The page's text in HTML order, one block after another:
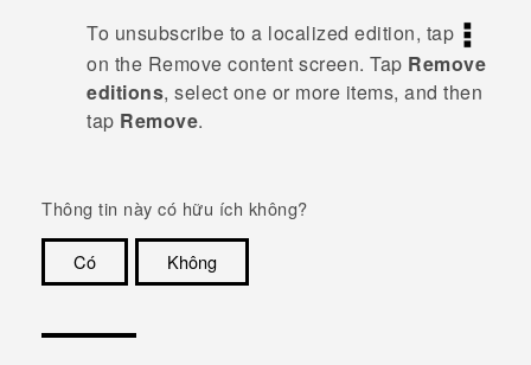
To unsubscribe to a localized edition, tap
on the Remove content screen. Tap Remove
editions, select one or more items, and then
tap Remove.
Thông tin này có hữu ích không?
Có
Không